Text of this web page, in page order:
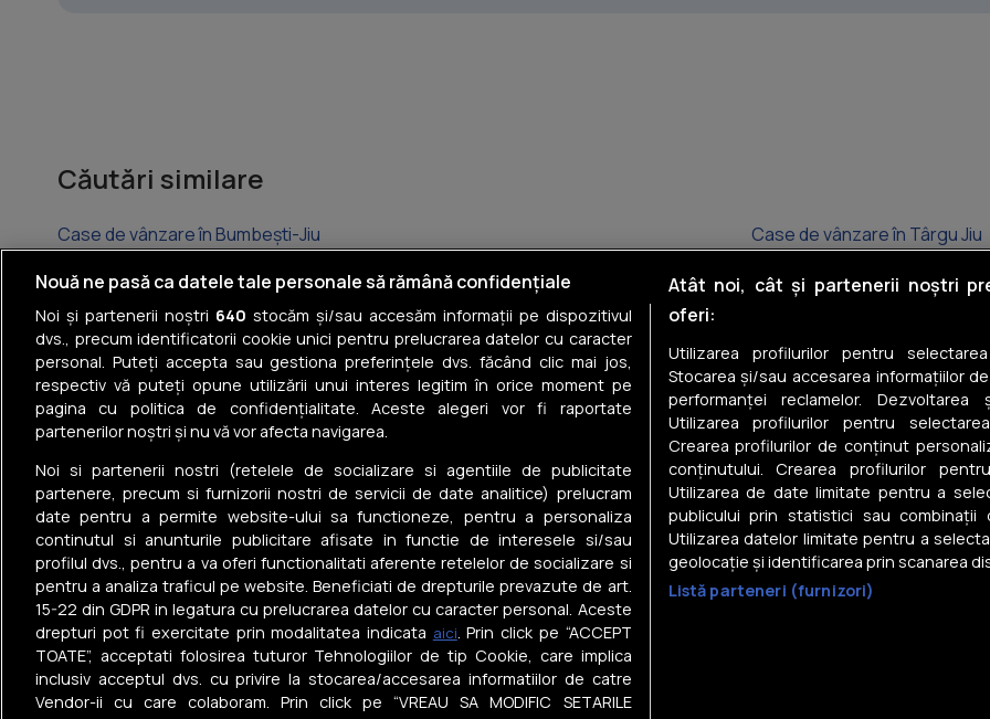
Căutări similare
Case de vânzare în Bumbești-Jiu
Case de vânzare în Târgu Jiu
Case de vânzare în Scoarța
Case de vânzare în Runcu
Case de vânzare în Bălești
Case de vânzare în Budieni
Case de vânzare în Polovragi
Case de vânzare în Tismana
Case de vânzare în Turceni
Case de vânzare în Bălănești
Case de vânzare în Buduhala
Tel: +40 374 40 44 99
Iride Business Park, Bld. Dimitrie
Pompeiu 9-9A, Clădirea B2B, 020335,
sector 2, București, România
© Realmedia Network
Politica de Termeni și Statistici
Despre noi
Nouă ne pasă ca datele tale personale să rămână confidențiale
Noi și partenerii noștri 640 stocăm și/sau accesăm informații pe dispozitivul
dvs., precum identificatorii cookie unici pentru prelucrarea datelor cu caracter
personal. Puteți accepta sau gestiona preferințele dvs. făcând clic mai jos,
respectiv vă puteți opune utilizării unui interes legitim în orice moment pe
pagina cu politica de confidențialitate. Aceste alegeri vor fi raportate
partenerilor noștri și nu vă vor afecta navigarea.
Noi si partenerii nostri (retelele de socializare si agentiile de publicitate
partenere, precum si furnizorii nostri de servicii de date analitice) prelucram
date pentru a permite website-ului sa functioneze, pentru a personaliza
continutul si anunturile publicitare afisate in functie de interesele si/sau
profilul dvs., pentru a va oferi functionalitati aferente retelelor de socializare si
pentru a analiza traficul pe website. Beneficiati de drepturile prevazute de art.
15-22 din GDPR in legatura cu prelucrarea datelor cu caracter personal. Aceste
drepturi pot fi exercitate prin modalitatea indicata aici. Prin click pe “ACCEPT
TOATE”, acceptati folosirea tuturor Tehnologiilor de tip Cookie, care implica
inclusiv acceptul dvs. cu privire la stocarea/accesarea informatiilor de catre
Vendor-ii cu care colaboram. Prin click pe “VREAU SA MODIFIC SETARILE
Atât noi, cât și partenerii noștri
oferi:
Utilizarea profilurilor pentru
Stocarea și/sau accesarea informațiilor
performanței reclamelor. Dezvoltarea
Utilizarea profilurilor pentru
Crearea profilurilor de conținut
conținutului. Crearea profilurilor
Utilizarea de date limitate pentru a
publicului prin statistici sau
Utilizarea datelor limitate pentru a
geolocație și identificarea prin scanarea
Listă parteneri (furnizori)